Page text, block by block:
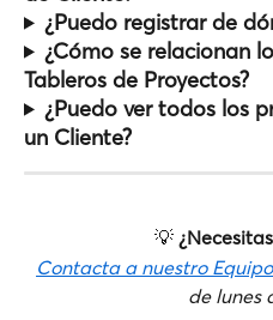
¿Puedo registrar de
¿Cómo se relacionan
Tableros de Proyectos?
¿Puedo ver todos los
un Cliente?
💡
Contacta a nuestro
de lunes